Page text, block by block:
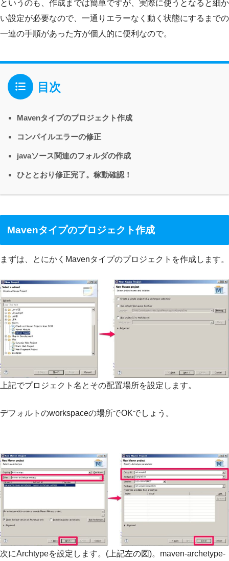
というのも、作成までは簡単ですが、実際に使うとなると細か
い設定が必要なので、一通りエラーなく動く状態にするまでの
一連の手順があった方が個人的に便利なので。
目次
Mavenタイプのプロジェクト作成
コンパイルエラーの修正
javaソース関連のフォルダの作成
ひととおり修正完了。稼動確認！
Mavenタイプのプロジェクト作成
まずは、とにかくMavenタイプのプロジェクトを作成します。
上記でプロジェクト名とその配置場所を設定します。
デフォルトのworkspaceの場所でOKでしょう。
次にArchtypeを設定します。(上記左の図)。maven-archetype-